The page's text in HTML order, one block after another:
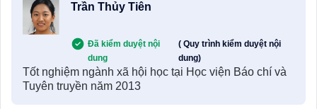
Trần Thủy Tiên
Đã kiểm duyệt nội
dung
( Quy trình kiểm duyệt nội
dung)
Tốt nghiệm ngành xã hội học tại Học viện Báo chí và
Tuyên truyền năm 2013